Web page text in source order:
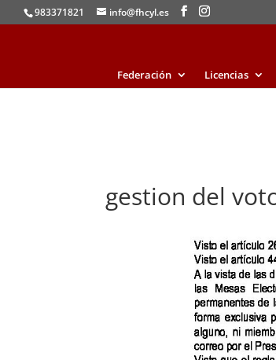
983371821 info@fhcyl.es
Federación Licencias
gestion del